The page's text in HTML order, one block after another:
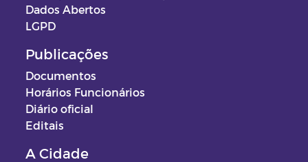
Dados Abertos
LGPD
Publicações
Documentos
Horários Funcionários
Diário oficial
Editais
A Cidade